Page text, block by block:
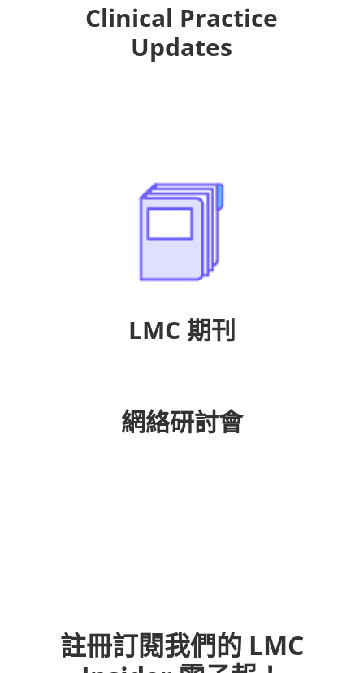
Clinical Practice
Updates
LMC 期刊
網絡研討會
註冊訂閱我們的 LMC